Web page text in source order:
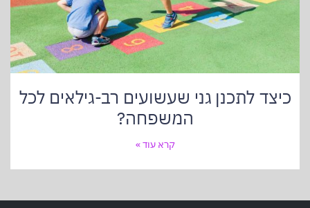
כיצד לתכנן גני שעשועים רב-גילאים לכל
המשפחה?
קרא עוד »